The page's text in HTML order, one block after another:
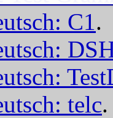
C1.
telc.